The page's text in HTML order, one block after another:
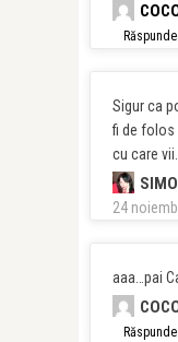
Răspunde
Sigur ca
fi de folos
cu care
24
aaa…pai
Răspunde